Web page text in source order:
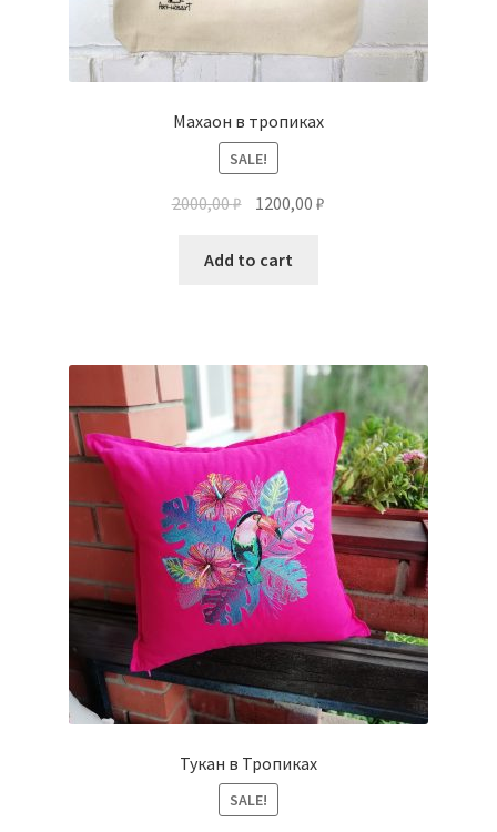
Махаон в тропиках
SALE!
2000,00₽ 1200,00₽
Add to cart
Тукан в Тропиках
SALE!